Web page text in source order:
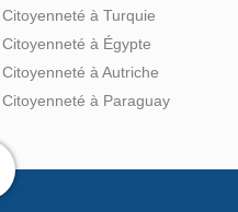
Citoyenneté à Turquie
Citoyenneté à Égypte
Citoyenneté à Autriche
Citoyenneté à Paraguay